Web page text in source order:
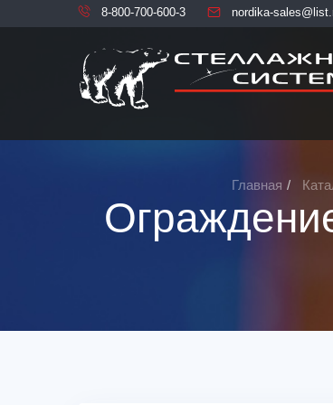
8-800-700-600-3 nordika-
Главная